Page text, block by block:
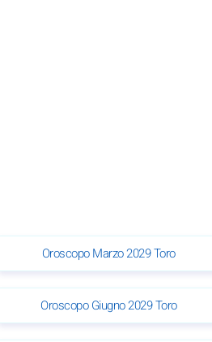
Oroscopo Marzo 2029 Toro
Oroscopo Giugno 2029 Toro